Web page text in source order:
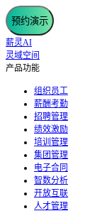
预约演示
薪灵AI
灵域空间
产品功能
组织员工
薪酬考勤
招聘管理
绩效激励
培训管理
集团管理
电子合同
智数分析
开放互联
人才管理